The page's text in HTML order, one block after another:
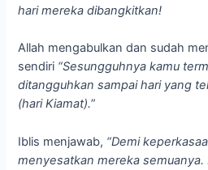
hari mereka dibangkitkan!
Allah mengabulkan dan sudah
sendiri “Sesungguhnya kamu
ditangguhkan sampai hari yang
(hari Kiamat).”
Iblis menjawab, “Demi
menyesatkan mereka